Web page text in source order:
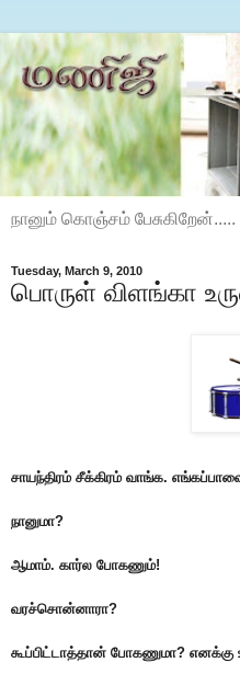
நானும் கொஞ்சம் பேசுகிறேன்.....
Tuesday, March 9, 2010
பொருள் விளங்கா
சாயந்திரம் சீக்கிரம் வாங்க.
நானுமா?
ஆமாம். கார்ல போகணும்!
வரச்சொன்னாரா?
கூப்பிட்டாத்தான் போகணுமா? எனக்கு